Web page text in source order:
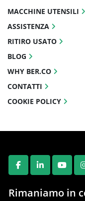
FACEBOOK
LINKEDIN
Rimaniamo in
MACCHINE UTENSILI
ASSISTENZA
RITIRO USATO
BLOG
WHY BER.CO
CONTATTI
COOKIE POLICY